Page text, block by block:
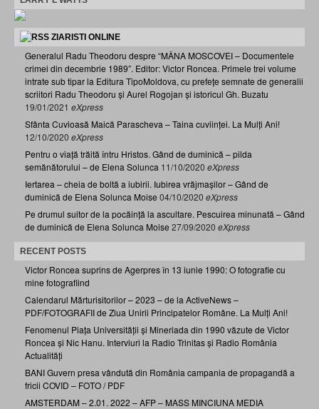
ZIARISTI ONLINE
Generalul Radu Theodoru despre “MÂNA MOSCOVEI – Documentele
crimei din decembrie 1989”. Editor: Victor Roncea. Primele trei volume
intrate sub tipar la Editura TipoMoldova, cu prefețe semnate de generalii
scriitori Radu Theodoru și Aurel Rogojan și istoricul Gh. Buzatu
19/01/2021 eXpress
Sfânta Cuvioasă Maică Parascheva – Taina cuviinței. La Mulți Ani!
12/10/2020 eXpress
Pentru o viață trăită întru Hristos. Gând de duminică – pilda
semănătorului – de Elena Solunca 11/10/2020 eXpress
Iertarea – cheia de boltă a iubirii. Iubirea vrăjmașilor – Gând de
duminică de Elena Solunca Moise 04/10/2020 eXpress
Pe drumul suitor de la pocăință la ascultare. Pescuirea minunată – Gând
de duminică de Elena Solunca Moise 27/09/2020 eXpress
RECENT POSTS
Victor Roncea suprins de Agerpres în 13 iunie 1990: O fotografie cu
mine fotografiind
Calendarul Mărturisitorilor – 2023 – de la ActiveNews –
PDF/FOTOGRAFII de Ziua Unirii Principatelor Române. La Mulți Ani!
Fenomenul Piața Universității și Mineriada din 1990 văzute de Victor
Roncea și Nic Hanu. Interviuri la Radio Trinitas și Radio România
Actualități
BANI Guvern presa vândută din România campania de propagandă a
fricii COVID – FOTO / PDF
AMSTERDAM – 2.01. 2022 – AFP – MASS MINCIUNA MEDIA